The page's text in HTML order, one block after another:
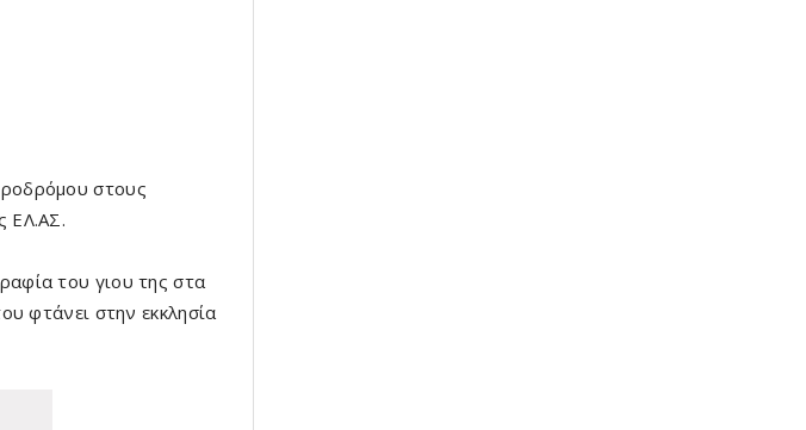
στους
ΕΛ.ΑΣ.
του γιου της στα
φτάνει στην εκκλησία